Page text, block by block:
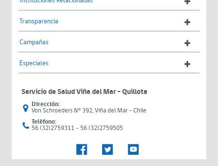
Transparencia
Campañas
Especiales
Servicio de Salud Viña del Mar – Quillota
Dirección:
Von Schroeders N° 392, Viña del Mar - Chile
Teléfono:
56 (32)2759311 - 56 (32)2759505